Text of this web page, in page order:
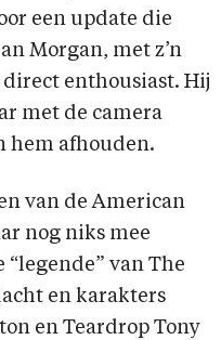
een update die
Morgan, met z’n
enthousiast. Hij
met de camera
hem afhouden.
van de American
nog niks mee
“legende” van The
en karakters
en Teardrop Tony